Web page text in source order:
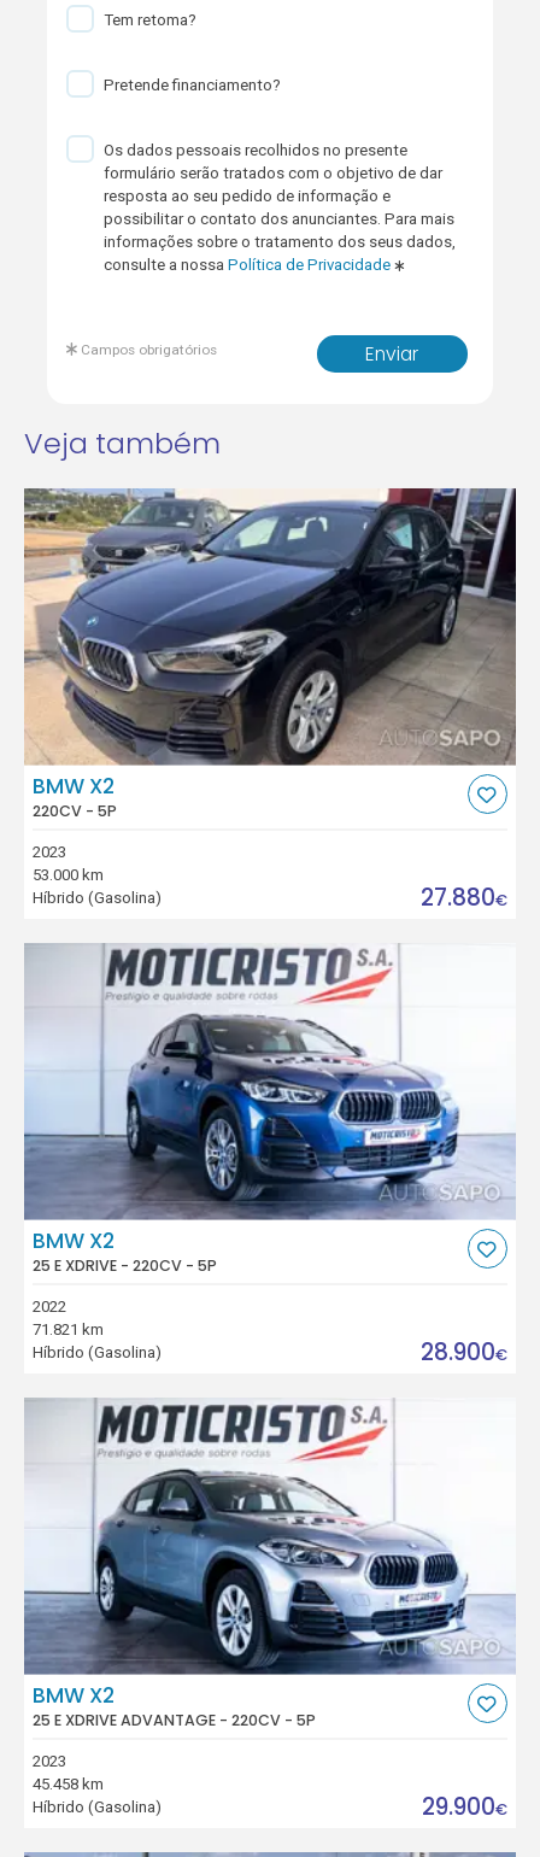
Tem retoma?
Pretende financiamento?
Os dados pessoais recolhidos no presente
formulário serão tratados com o objetivo de dar
resposta ao seu pedido de informação e
possibilitar o contato dos anunciantes. Para mais
informações sobre o tratamento dos seus dados,
consulte a nossaPolítica de Privacidade
Enviar
Campos obrigatórios
Veja também
BMW X2
220CV - 5P
2023
53.000 km
Híbrido (Gasolina)
27.880€
BMW X2
25 E XDRIVE - 220CV - 5P
2022
71.821 km
Híbrido (Gasolina)
28.900€
BMW X2
25 E XDRIVE ADVANTAGE - 220CV - 5P
2023
45.458 km
Híbrido (Gasolina)
29.900€